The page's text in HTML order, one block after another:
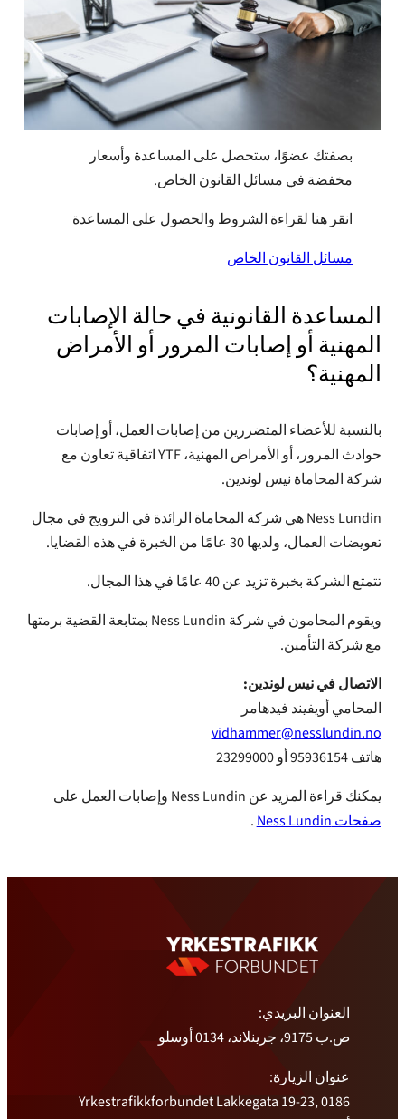
كم
بصفتك عضوًا، ستحصل على المساعدة وأسعار
مخفضة في مسائل القانون الخاص.
انقر هنا لقراءة الشروط والحصول على المساعدة
مسائل القانون الخاص
المساعدة القانونية في حالة الإصابات
المهنية أو إصابات المرور أو الأمراض
المهنية؟
بالنسبة للأعضاء المتضررين من إصابات العمل، أو إصابات
حوادث المرور، أو الأمراض المهنية، YTF اتفاقية تعاون مع
شركة المحاماة نيس لوندين.
Ness Lundin هي شركة المحاماة الرائدة في النرويج في مجال
تعويضات العمال، ولديها 30 عامًا من الخبرة في هذه القضايا.
تتمتع الشركة بخبرة تزيد عن 40 عامًا في هذا المجال.
ويقوم المحامون في شركة Ness Lundin بمتابعة القضية برمتها
مع شركة التأمين.
الاتصال في نيس لوندين:
المحامي أويفيند فيدهامر
vidhammer@nesslundin.no
هاتف 95936154 أو 23299000
يمكنك قراءة المزيد عن Ness Lundin وإصابات العمل على
صفحات Ness Lundin
.
العنوان البريدي:
ص.ب 9175، جرينلاند، 0134 أوسلو
عنوان الزيارة:
Yrkestrafikkforbundet Lakkegata 19-23, 0186